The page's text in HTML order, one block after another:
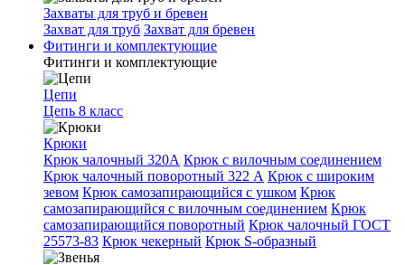
Захваты для труб и бревен
Захват для труб Захват для бревен
Фитинги и комплектующие
Фитинги и комплектующие
Цепи
Цепь 8 класс
Крюки
Крюк чалочный 320А Крюк с вилочным соединением
Крюк чалочный поворотный 322 А Крюк с широким
зевом Крюк самозапирающийся с ушком Крюк
самозапирающийся с вилочным соединением Крюк
самозапирающийся поворотный Крюк чалочный ГОСТ
25573-83 Крюк чекерный Крюк S-образный